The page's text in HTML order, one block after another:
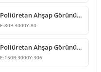
Poliüretan Ahşap Görünümlü Kiriş ve Mertek Modelleri
E:80B:3000Y:80
Poliüretan Ahşap Görünümlü Kiriş Kütük Tasarımı
E:150B:3000Y:306